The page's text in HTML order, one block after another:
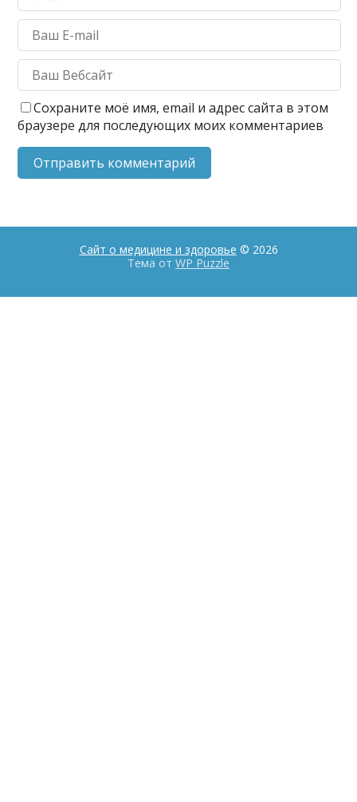
Сохраните моё имя, email и адрес сайта в этом
браузере для последующих моих комментариев
Сайт о медицине и здоровье © 2026
Тема от WP Puzzle